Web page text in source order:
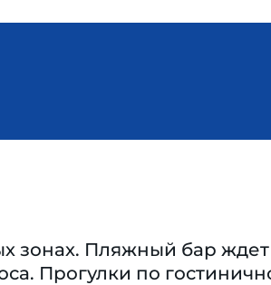
зонах. Пляжный бар
Прогулки по